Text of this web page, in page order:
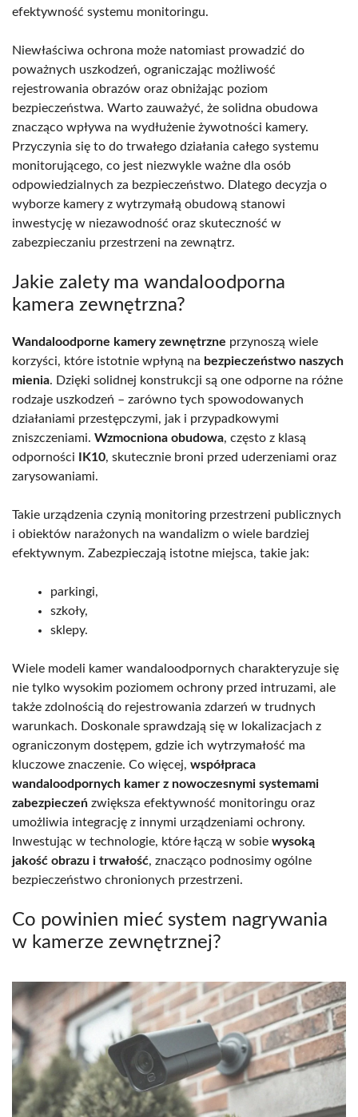
efektywność systemu monitoringu.
Niewłaściwa ochrona może natomiast prowadzić do
poważnych uszkodzeń, ograniczając możliwość
rejestrowania obrazów oraz obniżając poziom
bezpieczeństwa. Warto zauważyć, że solidna obudowa
znacząco wpływa na wydłużenie żywotności kamery.
Przyczynia się to do trwałego działania całego systemu
monitorującego, co jest niezwykle ważne dla osób
odpowiedzialnych za bezpieczeństwo. Dlatego decyzja o
wyborze kamery z wytrzymałą obudową stanowi
inwestycję w niezawodność oraz skuteczność w
zabezpieczaniu przestrzeni na zewnątrz.
Jakie zalety ma wandaloodporna
kamera zewnętrzna?
Wandaloodporne kamery zewnętrzne przynoszą wiele
korzyści, które istotnie wpłyną na bezpieczeństwo naszych
mienia. Dzięki solidnej konstrukcji są one odporne na różne
rodzaje uszkodzeń – zarówno tych spowodowanych
działaniami przestępczymi, jak i przypadkowymi
zniszczeniami. Wzmocniona obudowa, często z klasą
odporności
IK10, skutecznie broni przed uderzeniami oraz
zarysowaniami.
Takie urządzenia czynią monitoring przestrzeni publicznych
i obiektów narażonych na wandalizm o wiele bardziej
efektywnym. Zabezpieczają istotne miejsca, takie jak:
parkingi,
szkoły,
sklepy.
Wiele modeli kamer wandaloodpornych charakteryzuje się
nie tylko wysokim poziomem ochrony przed intruzami, ale
także zdolnością do rejestrowania zdarzeń w trudnych
warunkach. Doskonale sprawdzają się w lokalizacjach z
ograniczonym dostępem, gdzie ich wytrzymałość ma
kluczowe znaczenie. Co więcej, współpraca
wandaloodpornych kamer z nowoczesnymi systemami
zabezpieczeń zwiększa efektywność monitoringu oraz
umożliwia integrację z innymi urządzeniami ochrony.
Inwestując w technologie, które łączą w sobie wysoką
jakość obrazu i trwałość, znacząco podnosimy ogólne
bezpieczeństwo chronionych przestrzeni.
Co powinien mieć system nagrywania
w kamerze zewnętrznej?